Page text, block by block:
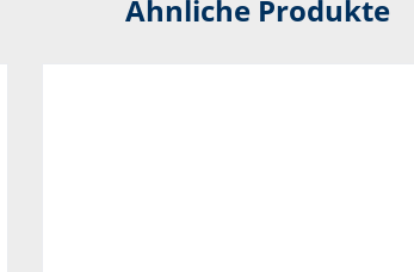
Ähnliche Produkte